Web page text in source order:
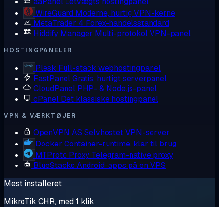
WireGuard Moderne, hurtig VPN-kerne
MetaTrader 4 Forex-handelsstandard
Hiddify Manager Multi-protokol VPN-panel
HOSTINGPANELER
Plesk Full-stack webhostingpanel
FastPanelGratis, hurtigt serverpanel
CloudPanel PHP- & Node.js-panel
cPanel Det klassiske hostingpanel
VPN & VÆRKTØJER
OpenVPN AS Selvhostet VPN-server
Docker Container-runtime, klar til brug
MTProto Proxy Telegram-native proxy
BlueStacks Android-apps på en VPS
Mest installeret
MikroTik CHR, med 1 klik